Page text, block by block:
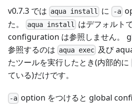
v0.7.3 では aqua install に -a
た。
aqua install
はデフォルト
configuration は参照しません。
参照するのは aqua exec 及び
たツールを実行したとき(内部的に
ている)だけです。
-a option をつけると global